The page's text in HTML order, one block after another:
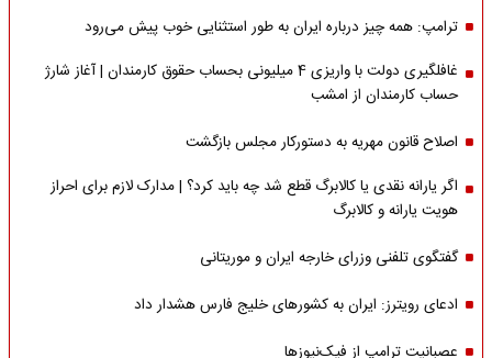
ترامپ: همه چیز درباره ایران به طور استثنایی خوب پیش می‌رود
غافلگیری دولت با واریزی 4 میلیونی بحساب حقوق کارمندان | آغاز شارژ
حساب کارمندان از امشب
اصلاح قانون مهریه به دستورکار مجلس بازگشت
اگر یارانه نقدی یا کالابرگ قطع شد چه باید کرد؟ | مدارک لازم برای احراز
هویت یارانه و کالابرگ
گفتگوی تلفنی وزرای خارجه ایران و موریتانی
ادعای رویترز: ایران به کشورهای خلیج فارس هشدار داد
عصبانیت ترامپ از فیک‌نیوزها